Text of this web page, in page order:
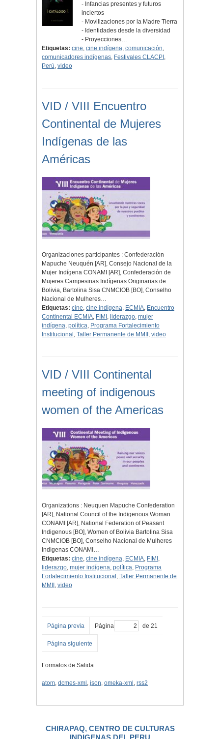
- Infancias presentes y futuros
inciertos
- Movilizaciones por la Madre Tierra
- Identidades desde la diversidad
- Proyecciones…
Etiquetas: cine, cine indígena, comunicación,
comunicadores indígenas, Festivales CLACPI ,
Perú, video
VID / VIII Encuentro
Continental de Mujeres
Indígenas de las
Américas
Organizaciones participantes : Confederación
Mapuche Neuquén [AR], Consejo Nacional de la
Mujer Indígena CONAMI [AR], Confederación de
Mujeres Campesinas Indígenas Originarias de
Bolivia, Bartolina Sisa CNMCIOB [BO], Conselho
Nacional de Mulheres…
Etiquetas: cine, cine indígena, ECMIA, Encuentro
Continental ECMIA, FIMI , liderazgo, mujer
indígena, política, Programa Fortalecimiento
Institucional , Taller Permanente de MMII , video
VID / VIII Continental
meeting of indigenous
women of the Americas
Organizations : Neuquen Mapuche Confederation
[AR], National Council of the Indigenous Woman
CONAMI [AR], National Federation of Peasant
Indigenous [BO], Women of Bolivia Bartolina Sisa
CNMCIOB [BO], Conselho Nacional de Mulheres
Indígenas CONAMI…
Etiquetas: cine, cine indígena, ECMIA, FIMI ,
liderazgo, mujer indígena, política, Programa
Fortalecimiento Institucional , Taller Permanente de
MMII , video
Página previa Página de 21
Página siguiente
Formatos de Salida
atom, dcmes-xml , json, omeka-xml , rss2
CHIRAPAQ, CENTRO DE CULTURAS